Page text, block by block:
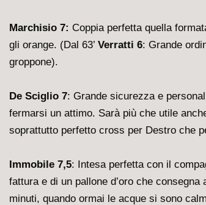
Marchisio 7: Coppia perfetta quella
gli orange. (Dal 63’ Verratti 6: Grande
groppone).
De Sciglio 7: Grande sicurezza e
fermarsi un attimo. Sarà più che utile
soprattutto perfetto cross per Destro che
Immobile 7,5: Intesa perfetta con il
fattura e di un pallone d’oro che consegna
minuti, quando ormai le acque si sono